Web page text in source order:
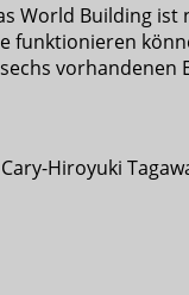
World Building
Hiroyuki